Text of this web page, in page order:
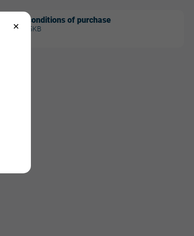
General conditions of purchase
PDF - 128,5KB